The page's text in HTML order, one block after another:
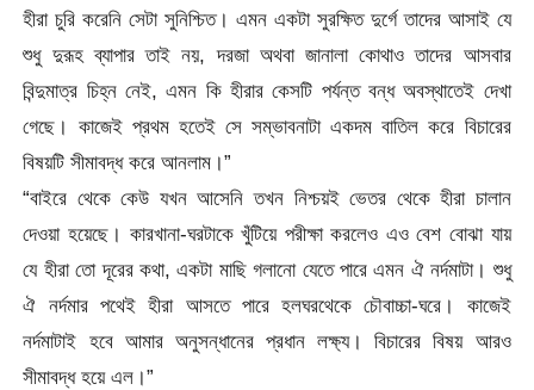
হীরা চুরি করেনি সেটা সুনিশ্চিত। এমন একটা সুরক্ষিত দুর্গে তাদের আসাই যে
শুধু দুরূহ ব্যাপার তাই নয়, দরজা অথবা জানালা কোথাও তাদের আসবার
বিন্দুমাত্র চিহ্ন নেই, এমন কি হীরার কেসটি পর্যন্ত বন্ধ অবস্থাতেই দেখা
গেছে। কাজেই প্রথম হতেই সে সম্ভাবনাটা একদম বাতিল করে বিচারের
বিষয়টি সীমাবদ্ধ করে আনলাম।”
“বাইরে থেকে কেউ যখন আসেনি তখন নিশ্চয়ই ভেতর থেকে হীরা চালান
দেওয়া হয়েছে। কারখানা-ঘরটাকে খুঁটিয়ে পরীক্ষা করলেও এও বেশ বোঝা যায়
যে হীরা তো দূরের কথা, একটা মাছি গলানো যেতে পারে এমন ঐ নর্দমাটা। শুধু
ঐ নর্দমার পথেই হীরা আসতে পারে হলঘরথেকে চৌবাচ্চা-ঘরে। কাজেই
নর্দমাটাই হবে আমার অনুসন্ধানের প্রধান লক্ষ্য। বিচারের বিষয় আরও
সীমাবদ্ধ হয়ে এল।”